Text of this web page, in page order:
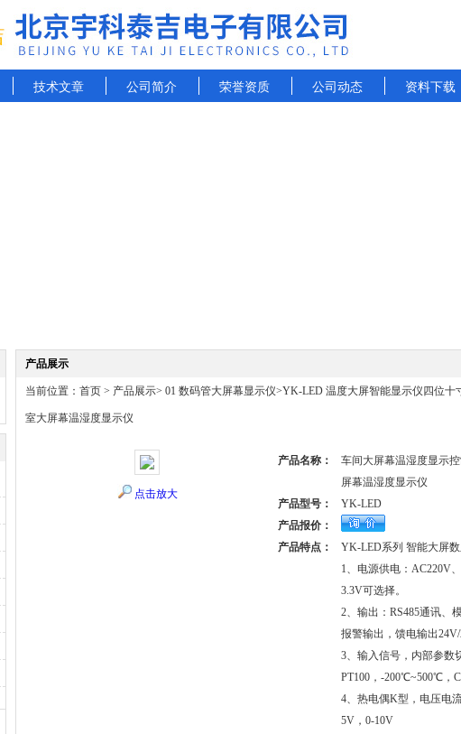
技术文章 公司简介 荣誉资质 公司动态 资料下载
产品展示
当前位置： 首页 > 产品展示> 01 数码管大屏幕显示仪>YK-LED 温度大屏智能显示仪四位十
室大屏幕温湿度显示仪
点击放大
产品名称：
车间大屏幕温湿度显示
屏幕温湿度显示仪
产品型号：
YK-LED
产品报价：
产品特点：
YK-LED系列 智能大屏
1、电源供电：AC220V
3.3V可选择。
2、输出：RS485通讯、
报警输出，馈电输出
3、输入信号，内部参数
PT100，-200℃~500℃，
4、热电偶K型，电压电
5V，0-10V